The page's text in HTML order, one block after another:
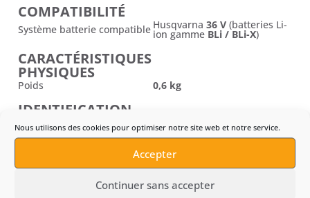
Nous utilisons des cookies pour optimiser notre site web et notre service.
Accepter
Continuer sans accepter
COMPATIBILITÉ
Système batterie compatible Husqvarna 36 V (batteries Li-
ion gamme BLi / BLi-X)
CARACTÉRISTIQUES
PHYSIQUES
Poids 0,6 kg
IDENTIFICATION
PRODUIT
Modèle
QC80F
7393089380082
CONTENU DU PACK